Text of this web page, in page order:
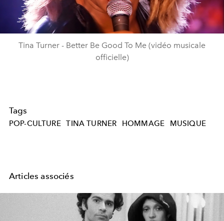
Video
Tina Turner - Better Be Good To Me (vidéo musicale
officielle)
Tags
POP-CULTURE TINA TURNER HOMMAGE MUSIQUE
Articles associés